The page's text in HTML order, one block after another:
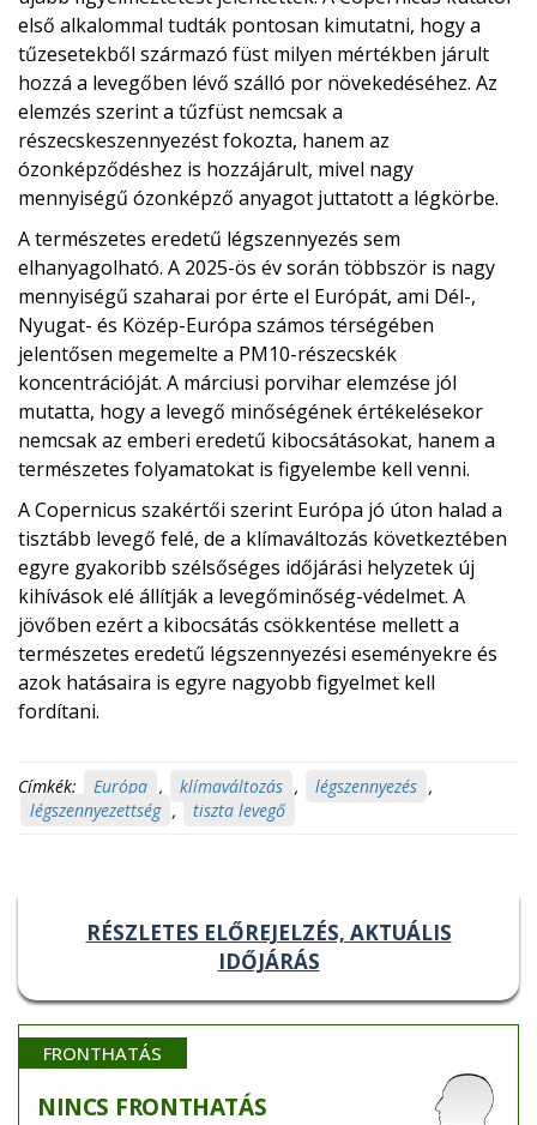
első alkalommal tudták pontosan kimutatni, hogy a
tűzesetekből származó füst milyen mértékben járult
hozzá a levegőben lévő szálló por növekedéséhez. Az
elemzés szerint a tűzfüst nemcsak a
részecskeszennyezést fokozta, hanem az
ózonképződéshez is hozzájárult, mivel nagy
mennyiségű ózonképző anyagot juttatott a légkörbe.
A természetes eredetű légszennyezés sem
elhanyagolható. A 2025-ös év során többször is nagy
mennyiségű szaharai por érte el Európát, ami Dél-,
Nyugat- és Közép-Európa számos térségében
jelentősen megemelte a PM10-részecskék
koncentrációját. A márciusi porvihar elemzése jól
mutatta, hogy a levegő minőségének értékelésekor
nemcsak az emberi eredetű kibocsátásokat, hanem a
természetes folyamatokat is figyelembe kell venni.
A Copernicus szakértői szerint Európa jó úton halad a
tisztább levegő felé, de a klímaváltozás következtében
egyre gyakoribb szélsőséges időjárási helyzetek új
kihívások elé állítják a levegőminőség-védelmet. A
jövőben ezért a kibocsátás csökkentése mellett a
természetes eredetű légszennyezési eseményekre és
azok hatásaira is egyre nagyobb figyelmet kell
fordítani.
Címkék: Európa , klímaváltozás , légszennyezés ,
légszennyezettség , tiszta levegő
RÉSZLETES ELŐREJELZÉS, AKTUÁLIS
IDŐJÁRÁS
FRONTHATÁS
NINCS FRONTHATÁS